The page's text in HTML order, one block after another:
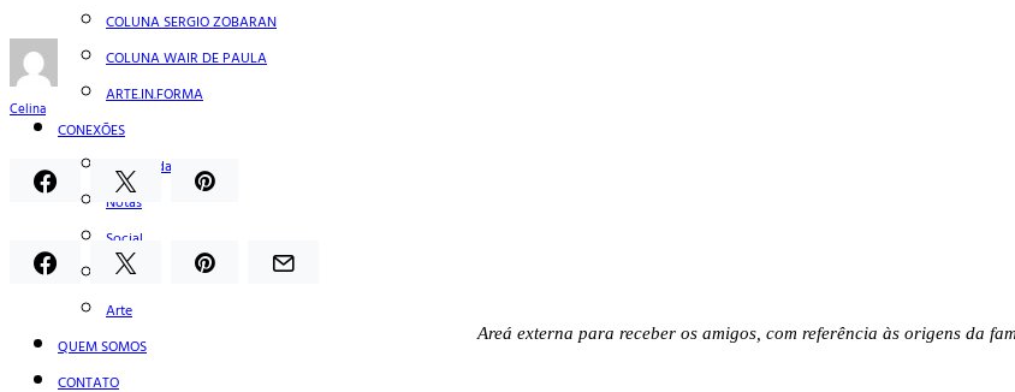
COLUNA SERGIO ZOBARAN
COLUNA WAIR DE PAULA
ARTE.IN.FORMA
CONEXÕES
Conectadas
Notas
Social
Mostras
Arte
QUEM SOMOS
CONTATO
Celina
Areá externa para receber os amigos, com referência às origens da